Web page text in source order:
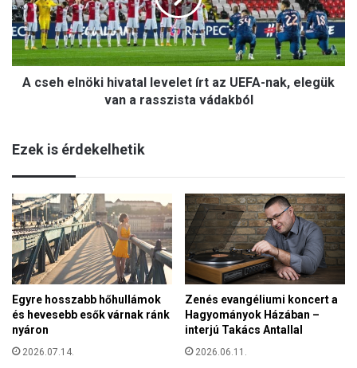
a
z
I
s
l
l
a
m
a
k
ö
z
p
-
f
e
l
n
ö
v
a
l
l
v
e
e
t
í
A cseh elnöki hivatal levelet írt az UEFA-nak, elegük
van a rasszista vádakból
Ezek is érdekelhetik
Egyre hosszabb hőhullámok
és hevesebb esők várnak ránk
nyáron
2026.07.14.
Zenés evangéliumi koncert a
Hagyományok Házában –
interjú Takács Antallal
2026.06.11.